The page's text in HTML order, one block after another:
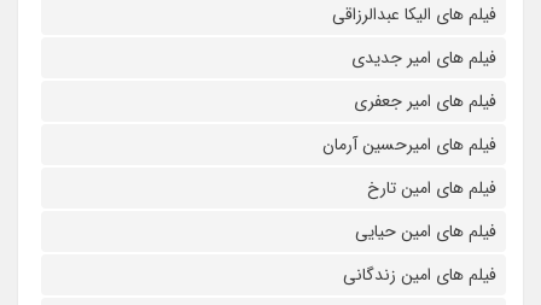
فیلم های الیکا عبدالرزاقی
فیلم های امیر جدیدی
فیلم های امیر جعفری
فیلم های امیرحسین آرمان
فیلم های امین تارخ
فیلم های امین حیایی
فیلم های امین زندگانی